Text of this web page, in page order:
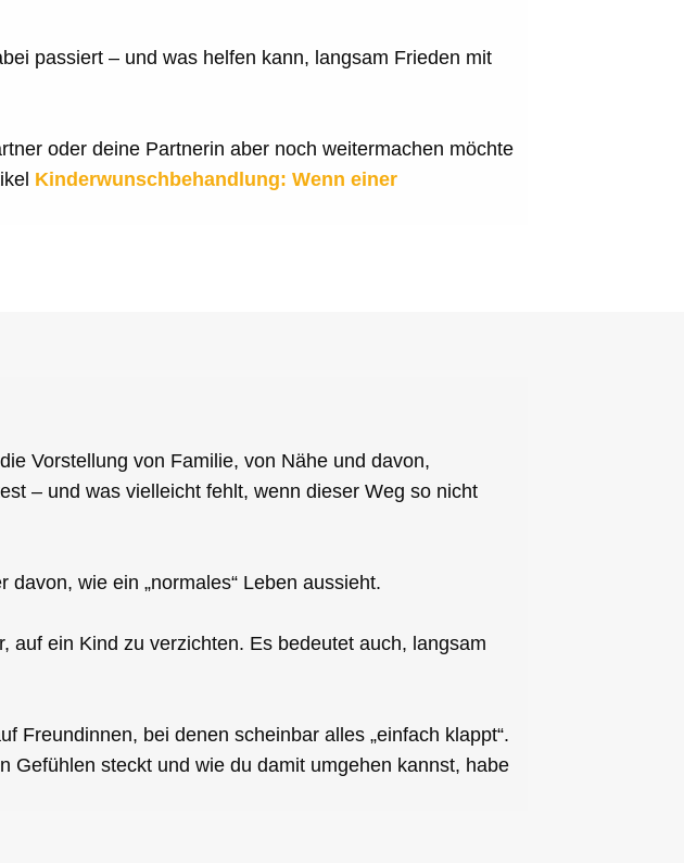
passiert – und was helfen kann, langsam Frieden mit
oder deine Partnerin aber noch weitermachen möchte
Kinderwunschbehandlung: Wenn einer
Vorstellung von Familie, von Nähe und davon,
– und was vielleicht fehlt, wenn dieser Weg so nicht
wie ein „normales“ Leben aussieht.
auf ein Kind zu verzichten. Es bedeutet auch, langsam
Freundinnen, bei denen scheinbar alles „einfach klappt“.
Gefühlen steckt und wie du damit umgehen kannst, habe